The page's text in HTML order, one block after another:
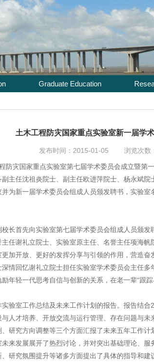
Graduate Education
土木工程防灾国家重点实验室新一届学
发布时间：2015-01-05 浏览次数
灾国家重点实验室第七届学术委员会成立暨第
主任沈祖炎院士、副主任欧进萍院士、杨永斌
为新一届学术委员会组成人员颁发聘书，实验
首先向实验室第七届学术委员会组成人员颁发
任谢礼立院士、实验室原主任、名誉主任项海
加开放、更好的发挥分享与引领的作用，营造
情回忆谢礼立院士担任实验室学术委员会主任
年轻一代思考自信与创新的关系，在老一辈“跟踪
室工作总结及未来工作计划的报告。报告结合
人才培养、开放交流与运行管理、存在问题与
研究方向调整等三个方面汇报了未来五年工作
来发展展开了热烈讨论，并对突出基础理论、
研究氛围提升等诸多方面提出了具体的指导和建